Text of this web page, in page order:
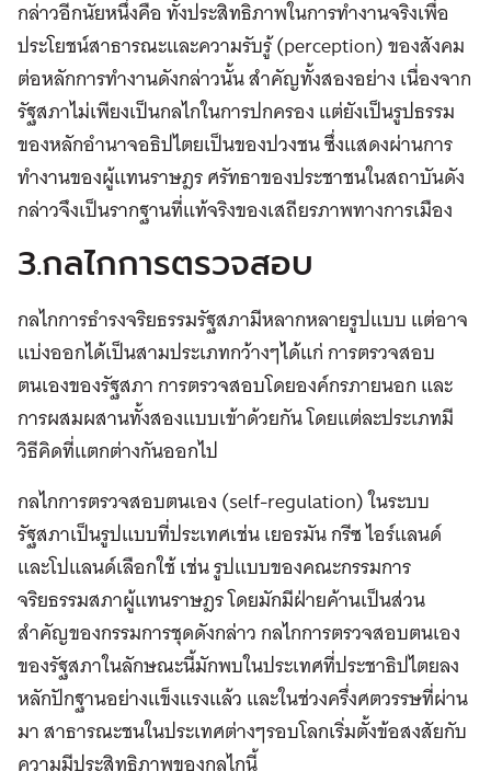
กล่าวอีกนัยหนึ่งคือ ทั้งประสิทธิภาพในการทำงานจริงเพื่อ
ประโยชน์สาธารณะและความรับรู้ (perception) ของสังคม
ต่อหลักการทำงานดังกล่าวนั้น สำคัญทั้งสองอย่าง เนื่องจาก
รัฐสภาไม่เพียงเป็นกลไกในการปกครอง แต่ยังเป็นรูปธรรม
ของหลักอำนาจอธิปไตยเป็นของปวงชน ซึ่งแสดงผ่านการ
ทำงานของผู้แทนราษฎร ศรัทธาของประชาชนในสถาบันดัง
กล่าวจึงเป็นรากฐานที่แท้จริงของเสถียรภาพทางการเมือง
3.กลไกการตรวจสอบ
กลไกการธำรงจริยธรรมรัฐสภามีหลากหลายรูปแบบ แต่อาจ
แบ่งออกได้เป็นสามประเภทกว้างๆได้แก่ การตรวจสอบ
ตนเองของรัฐสภา การตรวจสอบโดยองค์กรภายนอก และ
การผสมผสานทั้งสองแบบเข้าด้วยกัน โดยแต่ละประเภทมี
วิธีคิดที่แตกต่างกันออกไป
กลไกการตรวจสอบตนเอง (self-regulation) ในระบบ
รัฐสภาเป็นรูปแบบที่ประเทศเช่น เยอรมัน กรีซ ไอร์แลนด์
และโปแลนด์เลือกใช้ เช่น รูปแบบของคณะกรรมการ
จริยธรรมสภาผู้แทนราษฎร โดยมักมีฝ่ายค้านเป็นส่วน
สำคัญของกรรมการชุดดังกล่าว กลไกการตรวจสอบตนเอง
ของรัฐสภาในลักษณะนี้มักพบในประเทศที่ประชาธิปไตยลง
หลักปักฐานอย่างแข็งแรงแล้ว และในช่วงครึ่งศตวรรษที่ผ่าน
มา สาธารณะชนในประเทศต่างๆรอบโลกเริ่มตั้งข้อสงสัยกับ
ความมีประสิทธิภาพของกลไกนี้